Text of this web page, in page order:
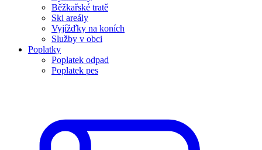
Běžkařské tratě
Ski areály
Vyjížďky na koních
Služby v obci
Poplatky
Poplatek odpad
Poplatek pes